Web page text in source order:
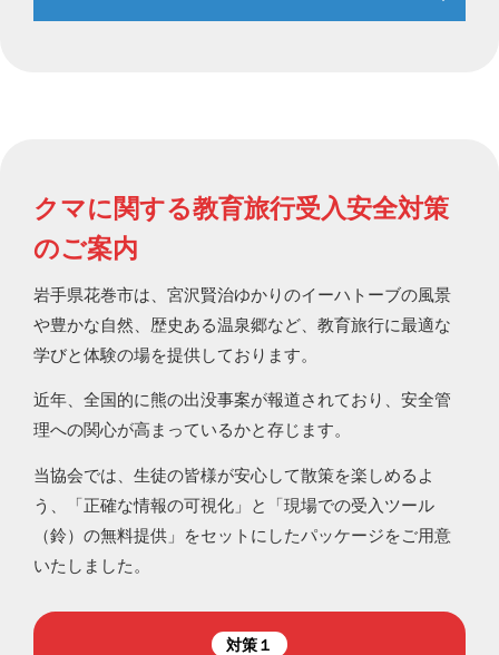
クマに関する教育旅行受入安全対策
のご案内
岩⼿県花巻市は、宮沢賢治ゆかりのイーハトーブの⾵景
や豊かな⾃然、歴史ある温泉郷など、教育旅⾏に最適な
学びと体験の場を提供しております。
近年、全国的に熊の出没事案が報道されており、安全管
理への関心が高まっているかと存じます。
当協会では、⽣徒の皆様が安心して散策を楽しめるよ
う、「正確な情報の可視化」と「現場での受入ツール
（鈴）の無料提供」をセットにしたパッケージをご⽤意
いたしました。
対策１